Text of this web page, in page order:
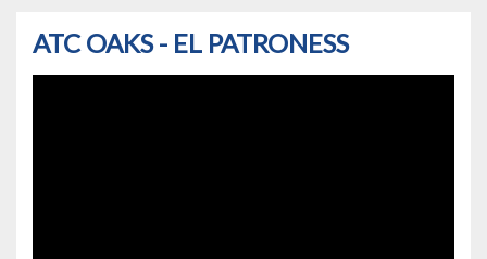
ATC OAKS - EL PATRONESS